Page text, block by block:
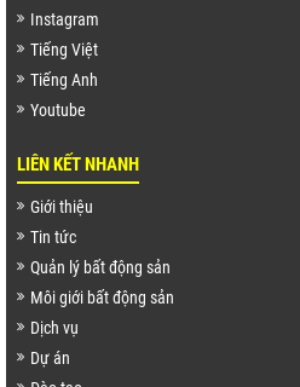
Instagram
Tiếng Việt
Tiếng Anh
Youtube
LIÊN KẾT NHANH
Giới thiệu
Tin tức
Quản lý bất động sản
Môi giới bất động sản
Dịch vụ
Dự án